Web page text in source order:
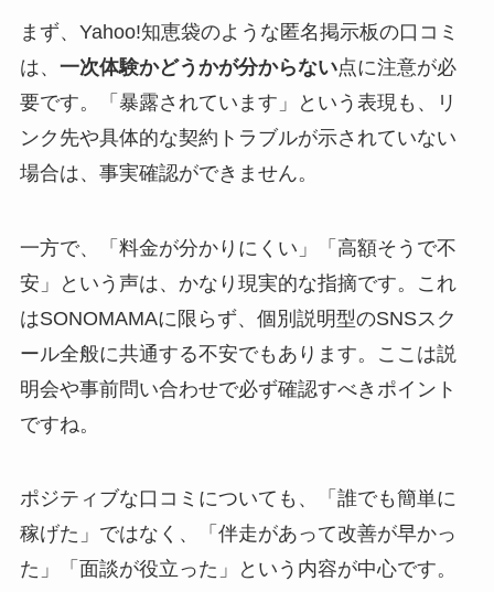
まず、Yahoo!知恵袋のような匿名掲示板の口コミ
は、 一次体験かどうかが分からない点に注意が必
要です。「暴露されています」という表現も、リ
ンク先や具体的な契約トラブルが示されていない
場合は、事実確認ができません。
一方で、「料金が分かりにくい」「高額そうで不
安」という声は、かなり現実的な指摘です。これ
はSONOMAMAに限らず、個別説明型のSNSスク
ール全般に共通する不安でもあります。ここは説
明会や事前問い合わせで必ず確認すべきポイント
ですね。
ポジティブな口コミについても、「誰でも簡単に
稼げた」ではなく、「伴走があって改善が早かっ
た」「面談が役立った」という内容が中心です。